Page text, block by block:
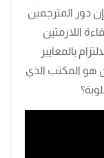
دور المترجمين
اللازمتين
بالمعايير
هو المكتب الذي